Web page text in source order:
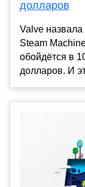
долларов
Valve
Steam
обойдётся в
долларов. И